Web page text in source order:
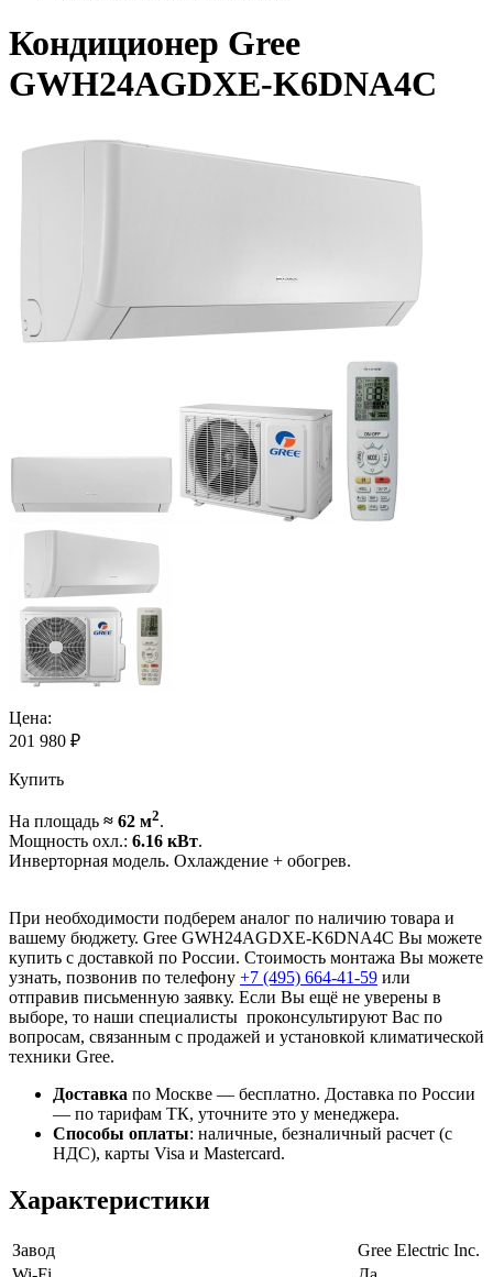
Кондиционер Gree
GWH24AGDXE-K6DNA4C
Цена:
201 980 ₽
Купить
На площадь ≈ 62 м2.
Мощность охл.: 6.16 кВт.
Инверторная модель. Охлаждение + обогрев.
При необходимости подберем аналог по наличию товара и
вашему бюджету. Gree GWH24AGDXE-K6DNA4C Вы можете
купить с доставкой по России. Стоимость монтажа Вы можете
узнать, позвонив по телефону +7 (495) 664-41-59 или
отправив письменную заявку. Если Вы ещё не уверены в
выборе, то наши специалисты проконсультируют Вас по
вопросам, связанным с продажей и установкой климатической
техники Gree.
Доставка по Москве — бесплатно. Доставка по России
— по тарифам ТК, уточните это у менеджера.
Способы оплаты: наличные, безналичный расчет (с
НДС), карты Visa и Mastercard.
Характеристики
Завод
Gree Electric Inc.